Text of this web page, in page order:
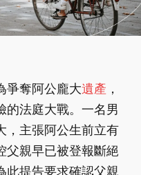
爭奪阿公龐大遺產 ，
的法庭大戰。一名男
，主張阿公生前立有
父親早已被登報斷絕
此提告要求確認父親